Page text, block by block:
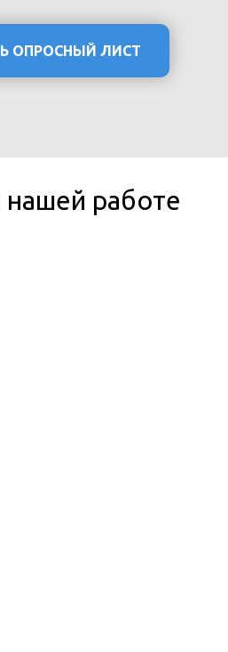
ОПРОСНЫЙ ЛИСТ
работе